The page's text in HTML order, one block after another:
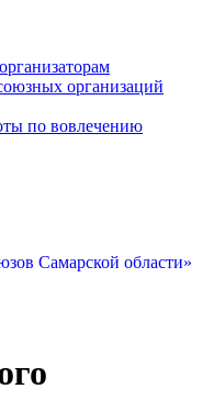
организаций
по вовлечению
Самарской области»